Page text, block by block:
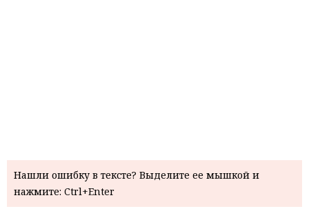
Нашли ошибку в тексте? Выделите ее мышкой и
нажмите: Ctrl+Enter